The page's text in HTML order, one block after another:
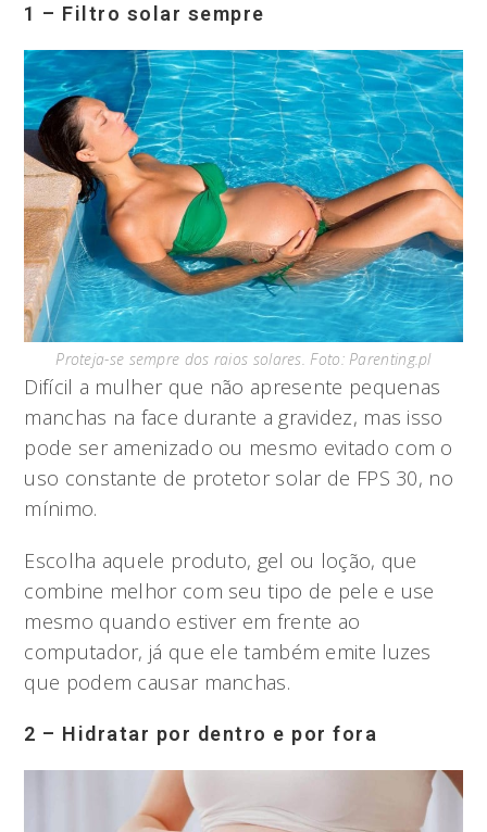
1 – Filtro solar sempre
Proteja-se sempre dos raios solares. Foto: Parenting.pl
Difícil a mulher que não apresente pequenas
manchas na face durante a gravidez, mas isso
pode ser amenizado ou mesmo evitado com o
uso constante de protetor solar de FPS 30, no
mínimo.
Escolha aquele produto, gel ou loção, que
combine melhor com seu tipo de pele e use
mesmo quando estiver em frente ao
computador, já que ele também emite luzes
que podem causar manchas.
2 – Hidratar por dentro e por fora